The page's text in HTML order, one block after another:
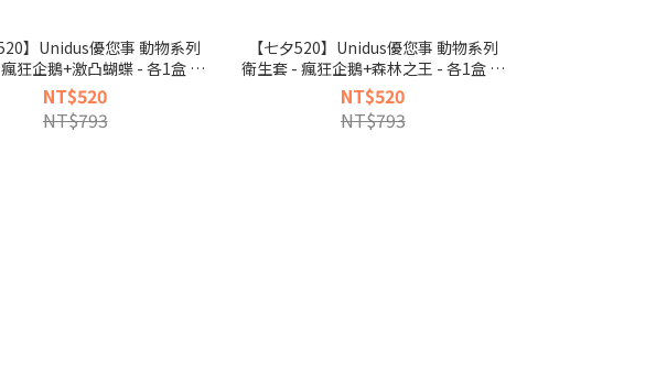
520】Unidus優您事 動物系列
狂企鵝+激凸蝴蝶 - 各1盒 共
24入
NT$520
NT$793
【七夕520】Unidus優您事 動物系列
衛生套 - 瘋狂企鵝+森林之王 - 各1盒 共
24入
NT$520
NT$793